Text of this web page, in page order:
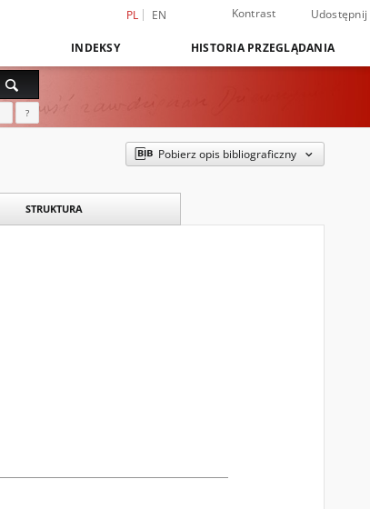
PL EN Kontrast Udostępnij
INDEKSY HISTORIA PRZEGLĄDANIA
?
Pobierz opis bibliograficzny
STRUKTURA